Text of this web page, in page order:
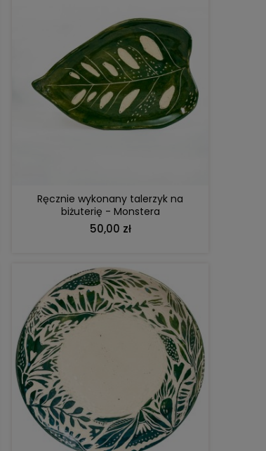
Ręcznie wykonany talerzyk na
biżuterię - Monstera
50,00 zł
DO KOSZYKA
DO KOSZYKA